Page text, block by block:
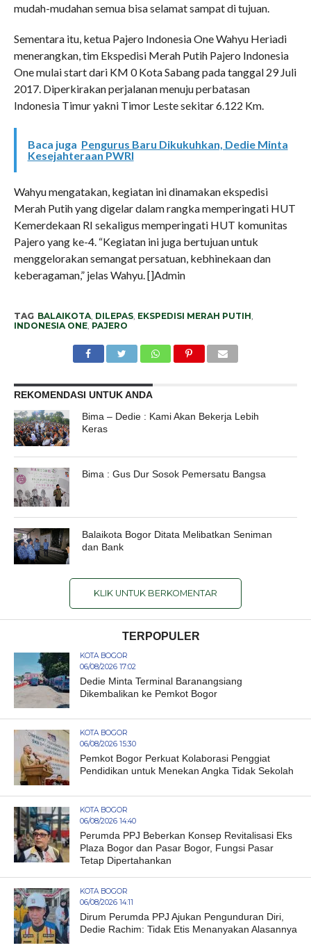
mudah-mudahan semua bisa selamat sampat di tujuan.
Sementara itu, ketua Pajero Indonesia One Wahyu Heriadi
menerangkan, tim Ekspedisi Merah Putih Pajero Indonesia
One mulai start dari KM 0 Kota Sabang pada tanggal 29 Juli
2017. Diperkirakan perjalanan menuju perbatasan
Indonesia Timur yakni Timor Leste sekitar 6.122 Km.
Baca juga Pengurus Baru Dikukuhkan, Dedie Minta
Kesejahteraan PWRI
Wahyu mengatakan, kegiatan ini dinamakan ekspedisi
Merah Putih yang digelar dalam rangka memperingati HUT
Kemerdekaan RI sekaligus memperingati HUT komunitas
Pajero yang ke-4. “Kegiatan ini juga bertujuan untuk
menggelorakan semangat persatuan, kebhinekaan dan
keberagaman,” jelas Wahyu. []Admin
TAG BALAIKOTA, DILEPAS, EKSPEDISI MERAH PUTIH
INDONESIA ONE, PAJERO
REKOMENDASI UNTUK ANDA
Bima – Dedie : Kami Akan Bekerja Lebih
Keras
Bima : Gus Dur Sosok Pemersatu Bangsa
Balaikota Bogor Ditata Melibatkan Seniman
dan Bank
KLIK UNTUK BERKOMENTAR
TERPOPULER
KOTA BOGOR
06/08/2026 17:02
Dedie Minta Terminal Baranangsiang
Dikembalikan ke Pemkot Bogor
KOTA BOGOR
06/08/2026 15:30
Pemkot Bogor Perkuat Kolaborasi Penggiat
Pendidikan untuk Menekan Angka Tidak Sekolah
KOTA BOGOR
06/08/2026 14:40
Perumda PPJ Beberkan Konsep Revitalisasi Eks
Plaza Bogor dan Pasar Bogor, Fungsi Pasar
Tetap Dipertahankan
KOTA BOGOR
06/08/2026 14:11
Dirum Perumda PPJ Ajukan Pengunduran Diri,
Dedie Rachim: Tidak Etis Menanyakan Alasannya